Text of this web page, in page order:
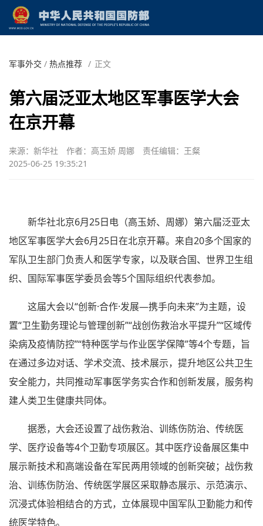
军事外交 / 热点推荐 / 正文
第六届泛亚太地区军事医学大会
在京开幕
来源：新华社 作者：高玉娇 周娜
责任编辑：王粲
2025-06-25 19:35:21
新华社北京6月25日电（高玉娇、周娜）第六届泛亚太
地区军事医学大会6月25日在北京开幕。来自20多个国家的
军队卫生部门负责人和医学专家，以及联合国、世界卫生组
织、国际军事医学委员会等5个国际组织代表参加。
这届大会以“创新·合作·发展—携手向未来”为主题，设
置“卫生勤务理论与管理创新”“战创伤救治水平提升”“区域传
染病及疫情防控”“特种医学与作业医学保障”等4个专题，旨
在通过多边对话、学术交流、技术展示，提升地区公共卫生
安全能力，共同推动军事医学务实合作和创新发展，服务构
建人类卫生健康共同体。
据悉，大会还设置了战伤救治、训练伤防治、传统医
学、医疗设备等4个卫勤专项展区。其中医疗设备展区集中
展示新技术和高端设备在军民两用领域的创新突破；战伤救
治、训练伤防治、传统医学展区采取静态展示、示范演示、
沉浸式体验相结合的方式，立体展现中国军队卫勤能力和传
统医学特色。